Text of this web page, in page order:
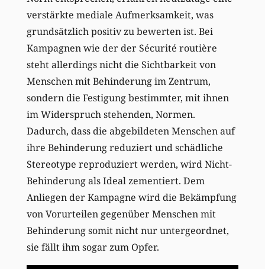
verstärkte mediale Aufmerksamkeit, was
grundsätzlich positiv zu bewerten ist. Bei
Kampagnen wie der der Sécurité routière
steht allerdings nicht die Sichtbarkeit von
Menschen mit Behinderung im Zentrum,
sondern die Festigung bestimmter, mit ihnen
im Widerspruch stehenden, Normen.
Dadurch, dass die abgebildeten Menschen auf
ihre Behinderung reduziert und schädliche
Stereotype reproduziert werden, wird Nicht-
Behinderung als Ideal zementiert. Dem
Anliegen der Kampagne wird die Bekämpfung
von Vorurteilen gegenüber Menschen mit
Behinderung somit nicht nur untergeordnet,
sie fällt ihm sogar zum Opfer.